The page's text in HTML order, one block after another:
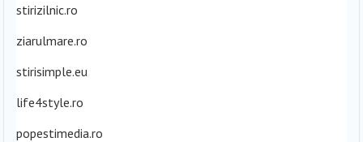
stirizilnic.ro
ziarulmare.ro
stirisimple.eu
life4style.ro
popestimedia.ro